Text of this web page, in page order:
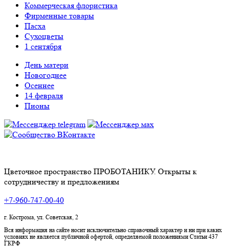
Коммерческая флористика
Фирменные товары
Пасха
Сухоцветы
1 сентября
День матери
Новогоднее
Осеннее
14 февраля
Пионы
Цветочное пространство ПРОБОТАНИКУ. Открыты к
сотрудничеству и предложениям
+7-960-747-00-40
г. Кострома, ул. Советская, 2
Вся информация на сайте носит исключительно справочный характер и ни при каких
условиях не является публичной офертой, определяемой положениями Статьи 437
ГКРФ